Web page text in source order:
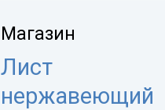
Магазин
Лист
нержавеющий